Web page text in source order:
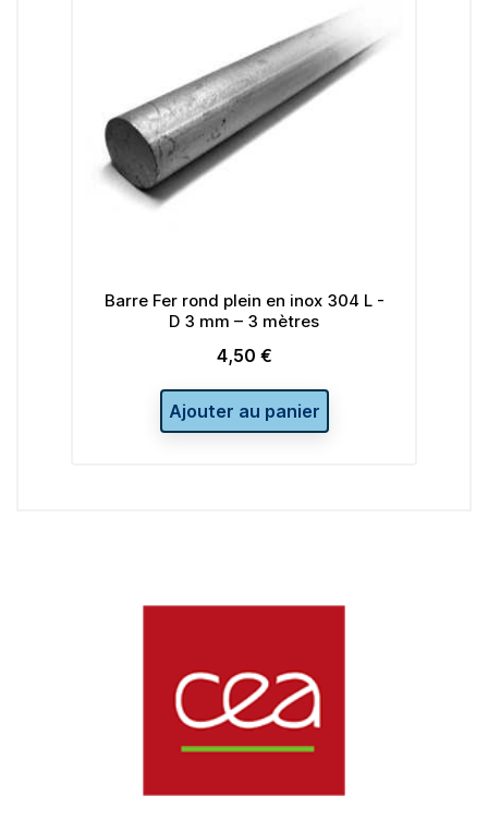
Barre Fer rond plein en inox 304 L -
D 3 mm – 3 mètres
Prix
4,50 €
Ajouter au panier